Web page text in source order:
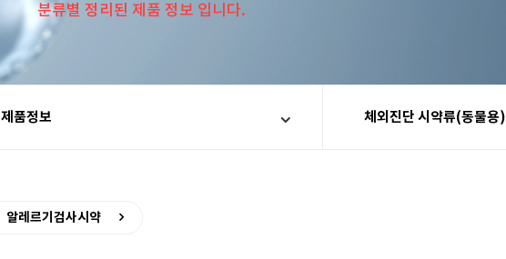
분류별 정리된 제품 정보 입니다.
제품정보 체외진단 시약류(동물용)
알레르기검사시약